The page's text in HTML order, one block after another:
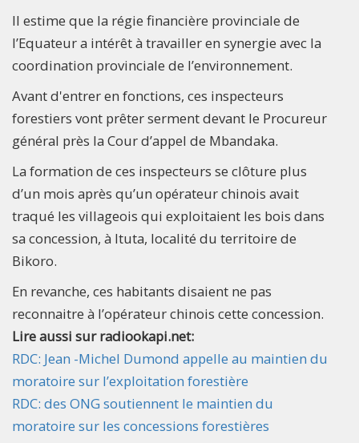
Il estime que la régie financière provinciale de
l’Equateur a intérêt à travailler en synergie avec la
coordination provinciale de l’environnement.
Avant d'entrer en fonctions, ces inspecteurs
forestiers vont prêter serment devant le Procureur
général près la Cour d’appel de Mbandaka.
La formation de ces inspecteurs se clôture plus
d’un mois après qu’un opérateur chinois avait
traqué les villageois qui exploitaient les bois dans
sa concession, à Ituta, localité du territoire de
Bikoro.
En revanche, ces habitants disaient ne pas
reconnaitre à l’opérateur chinois cette concession.
Lire aussi sur radiookapi.net:
RDC: Jean -Michel Dumond appelle au maintien du
moratoire sur l’exploitation forestière
RDC: des ONG soutiennent le maintien du
moratoire sur les concessions forestières